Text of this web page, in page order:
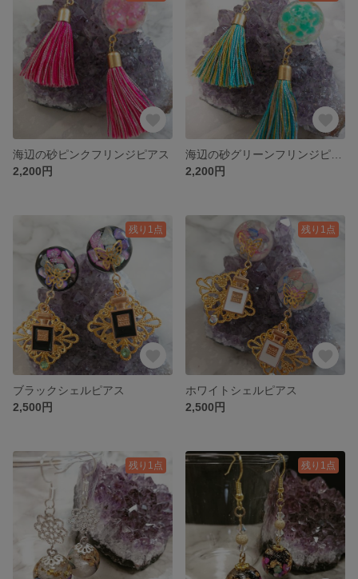
海辺の砂ピンクフリンジピアス
2,200円
2,200円
残り1点
ブラックシェルピアス
2,500円
残り1点
ホワイトシェルピアス
2,500円
残り1点 残り1点